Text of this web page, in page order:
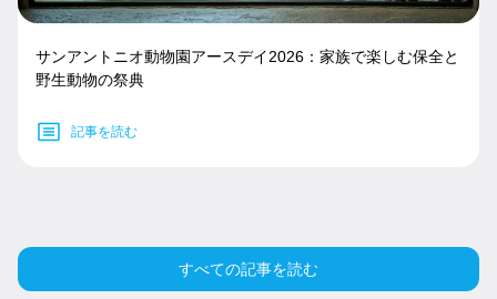
サンアントニオ動物園アースデイ2026：家族で楽しむ保全と
野生動物の祭典
記事を読む
すべての記事を読む